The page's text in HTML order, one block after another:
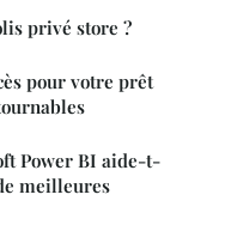
privé store ?
pour votre prêt
Power BI aide-t-
meilleures